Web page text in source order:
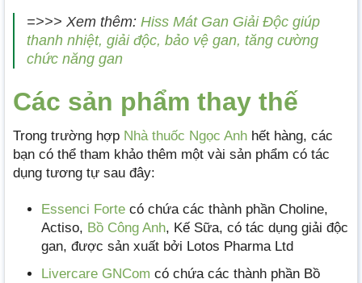
=>>> Xem thêm: Hiss Mát Gan Giải Độc giúp
thanh nhiệt, giải độc, bảo vệ gan, tăng cường
chức năng gan
Các sản phẩm thay thế
Trong trường hợp Nhà thuốc Ngọc Anh hết hàng, các
bạn có thể tham khảo thêm một vài sản phẩm có tác
dụng tương tự sau đây:
Essenci Forte có chứa các thành phần Choline,
Actiso, Bồ Công Anh, Kế Sữa, có tác dụng giải độc
gan, được sản xuất bởi Lotos Pharma Ltd
Livercare GNCom có chứa các thành phần Bồ